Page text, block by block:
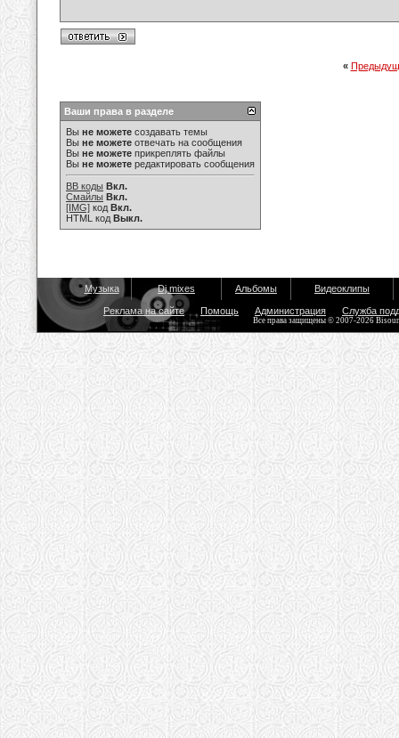
«
Ваши права в разделе
Вы не можете создавать темы
Вы не можете отвечать на сообщения
Вы не можете прикреплять файлы
Вы не можете редактировать сообщения
BB коды Вкл.
Смайлы Вкл.
[IMG] код Вкл.
HTML код Выкл.
Музыка Dj mixes Альбомы Видеоклипы
Реклама на сайте Помощь Администрация Служба
Все права защищены © 2007-2026